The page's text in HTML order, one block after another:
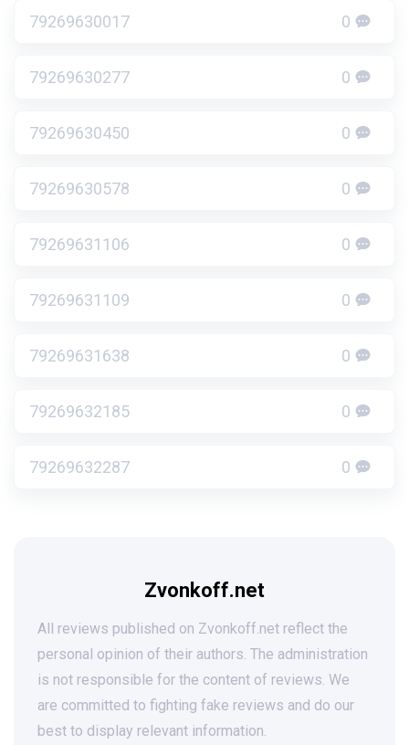
79269630017 0
79269630277 0
79269630450 0
79269630578 0
79269631106 0
79269631109 0
79269631638 0
79269632185 0
79269632287 0
Zvonkoff.net
All reviews published on Zvonkoff.net reflect the
personal opinion of their authors. The administration
is not responsible for the content of reviews. We
are committed to fighting fake reviews and do our
best to display relevant information.